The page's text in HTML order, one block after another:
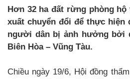
Hơn 32 ha đất rừng phòng
xuất chuyển đổi để thực
người dân bị ảnh hưởng bởi
Biên Hòa – Vũng Tàu.
Chiều ngày 19/6, Hội đồng